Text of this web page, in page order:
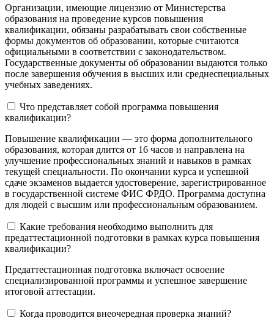
Организации, имеющие лицензию от Министерства
образования на проведение курсов повышения
квалификации, обязаны разрабатывать свои собственные
формы документов об образовании, которые считаются
официальными в соответствии с законодательством.
Государственные документы об образовании выдаются только
после завершения обучения в высших или среднеспециальных
учебных заведениях.
Что представляет собой программа повышения
квалификации?
Повышение квалификации — это форма дополнительного
образования, которая длится от 16 часов и направлена на
улучшение профессиональных знаний и навыков в рамках
текущей специальности. По окончании курса и успешной
сдаче экзаменов выдается удостоверение, зарегистрированное
в государственной системе ФИС ФРДО. Программа доступна
для людей с высшим или профессиональным образованием.
Какие требования необходимо выполнить для
предаттестационной подготовки в рамках курса повышения
квалификации?
Предаттестационная подготовка включает освоение
специализированной программы и успешное завершение
итоговой аттестации.
Когда проводится внеочередная проверка знаний?